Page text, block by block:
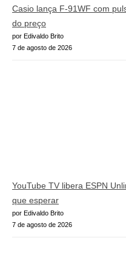
Casio lança F-91WF com
do preço
por Edivaldo Brito
7 de agosto de 2026
YouTube TV libera ESPN
que esperar
por Edivaldo Brito
7 de agosto de 2026